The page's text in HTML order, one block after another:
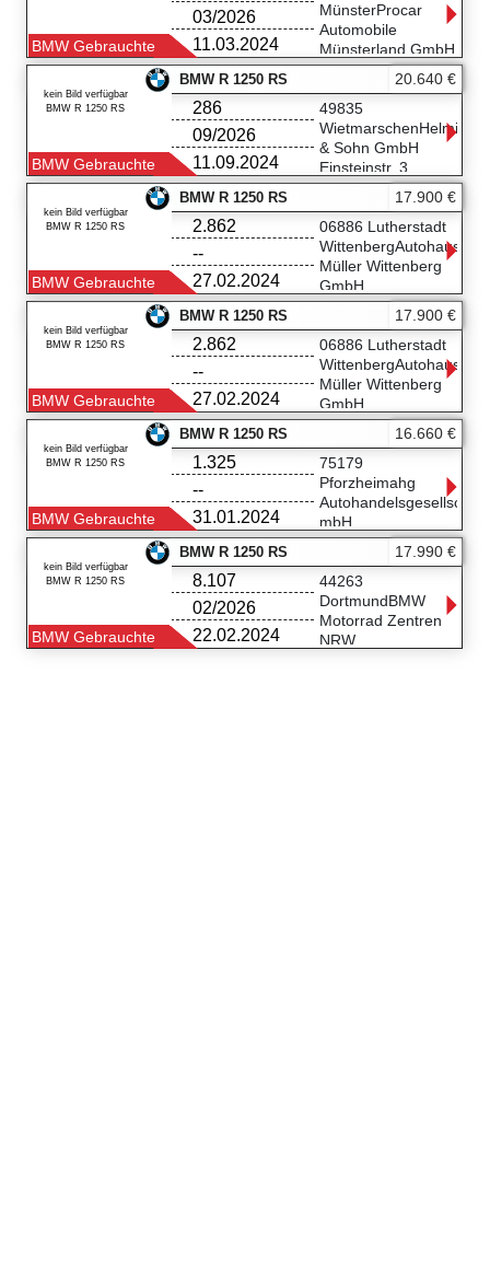
BMW Gebrauchte
03/2026
11.03.2024
MünsterProcar
Automobile
Münsterland GmbH
Weseler Str. 729
48163 Münster
0251-97124 25
kein Bild verfügbar
BMW R 1250 RS
BMW R 1250 RS
BMW Gebrauchte
20.640 €
286
09/2026
11.09.2024
49835
WietmarschenHelming
& Sohn GmbH
Einsteinstr. 3
49835
Wietmarschen
05908/ 84939983
kein Bild verfügbar
BMW R 1250 RS
BMW R 1250 RS
BMW Gebrauchte
17.900 €
2.862
--
27.02.2024
06886 Lutherstadt
WittenbergAutohaus
Müller Wittenberg
GmbH
Dessauer Str. 9
06886 Lutherstadt
Wittenberg
(03491) 433430
kein Bild verfügbar
BMW R 1250 RS
BMW R 1250 RS
BMW Gebrauchte
17.900 €
2.862
--
27.02.2024
06886 Lutherstadt
WittenbergAutohaus
Müller Wittenberg
GmbH
Dessauer Str. 9
06886 Lutherstadt
Wittenberg
(03491) 433430
kein Bild verfügbar
BMW R 1250 RS
BMW R 1250 RS
BMW Gebrauchte
16.660 €
1.325
--
31.01.2024
75179
Pforzheimahg
Autohandelsgesellschaft
mbH
Karlsruher Str. 69
75179 Pforzheim
07231/930862
kein Bild verfügbar
BMW R 1250 RS
BMW R 1250 RS
BMW Gebrauchte
17.990 €
8.107
02/2026
22.02.2024
44263
DortmundBMW
Motorrad Zentren
NRW